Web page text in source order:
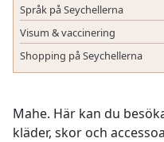
Språk på Seychellerna
Visum & vaccinering
Shopping på Seychellerna
Mahe. Här kan du
kläder, skor och